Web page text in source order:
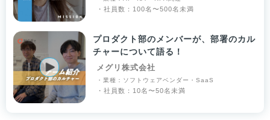
・社員数：100名〜500名未満
プロダクト部のメンバーが、部署のカル
チャーについて語る！
メグリ株式会社
・業種：ソフトウェアベンダー・SaaS
・社員数：10名〜50名未満